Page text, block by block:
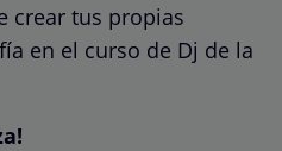
crear tus propias
en el curso de Dj de la